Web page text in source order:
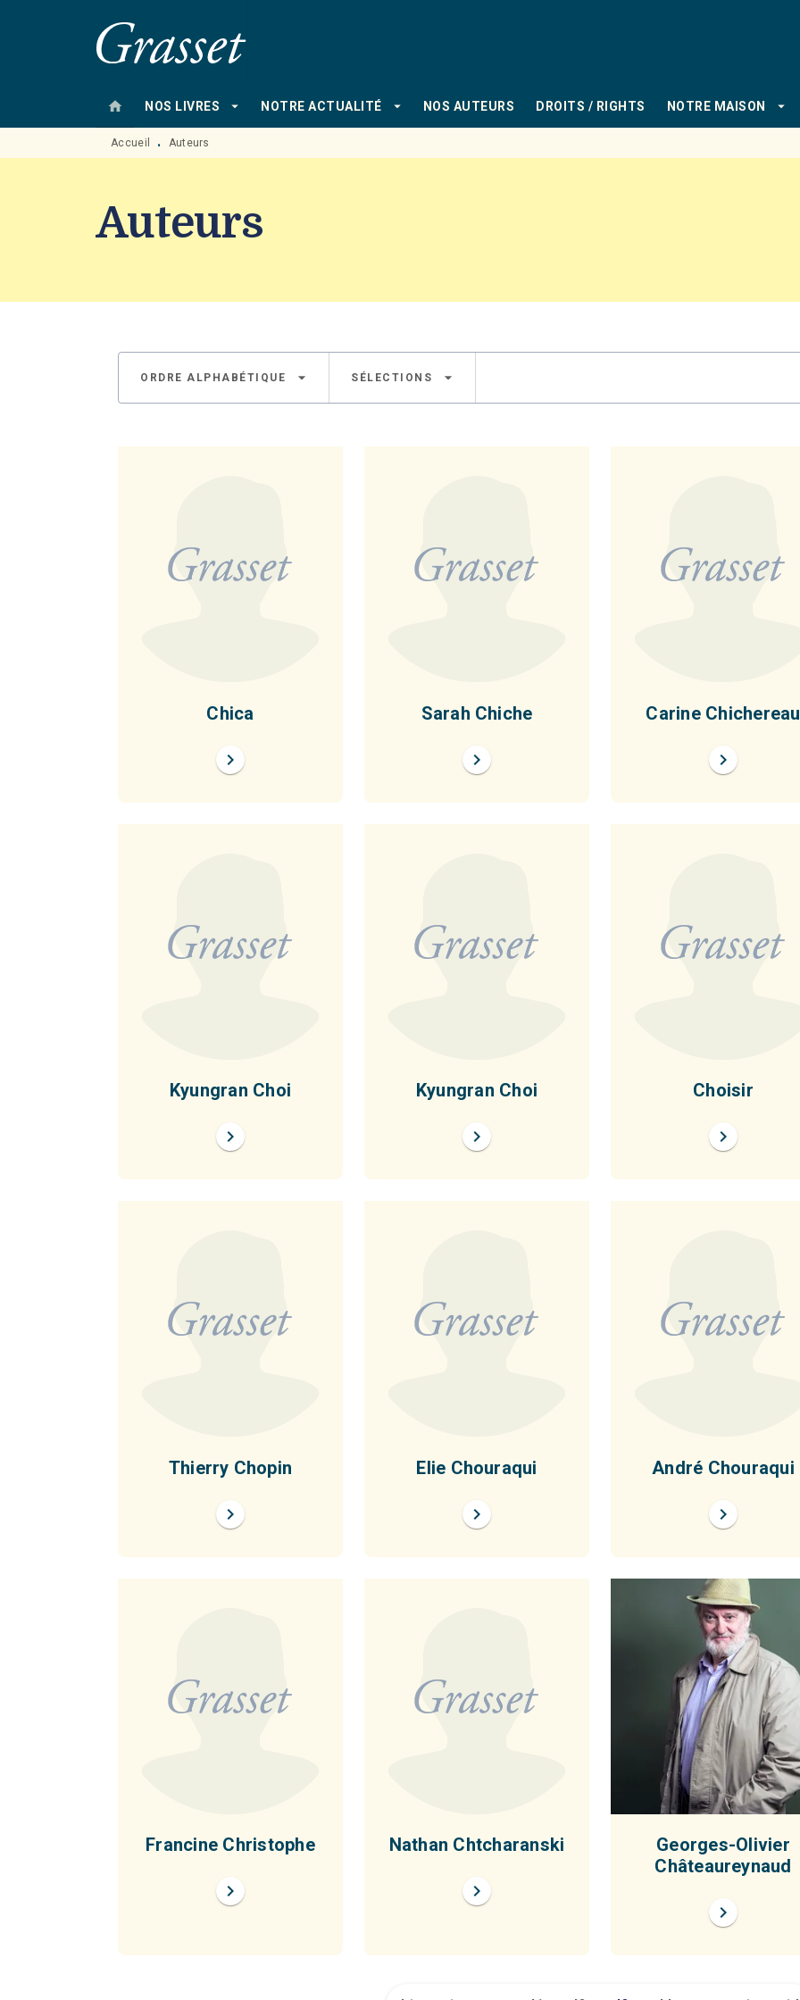
MENU RECHERCHE
home NOS LIVRES arrow_drop_down NOTRE ACTUALITÉ arrow_drop_down NOS AUTEURS DROITS / RIGHTS NOTRE MAISON arrow_drop_down
Accueil • Auteurs
Auteurs
ORDRE ALPHABÉTIQUE arrow_drop_down SÉLECTIONS arrow_drop_down
Chica
chevron_right
Sarah Chiche
chevron_right
Carine Chichereau
chevron_right
Kyungran Choi
chevron_right
Kyungran Choi
chevron_right
Choisir
chevron_right
Thierry Chopin
chevron_right
Elie Chouraqui
chevron_right
André Chouraqui
chevron_right
Francine Christophe
chevron_right
Nathan Chtcharanski
chevron_right
Georges-Olivier
Châteaureynaud
chevron_right